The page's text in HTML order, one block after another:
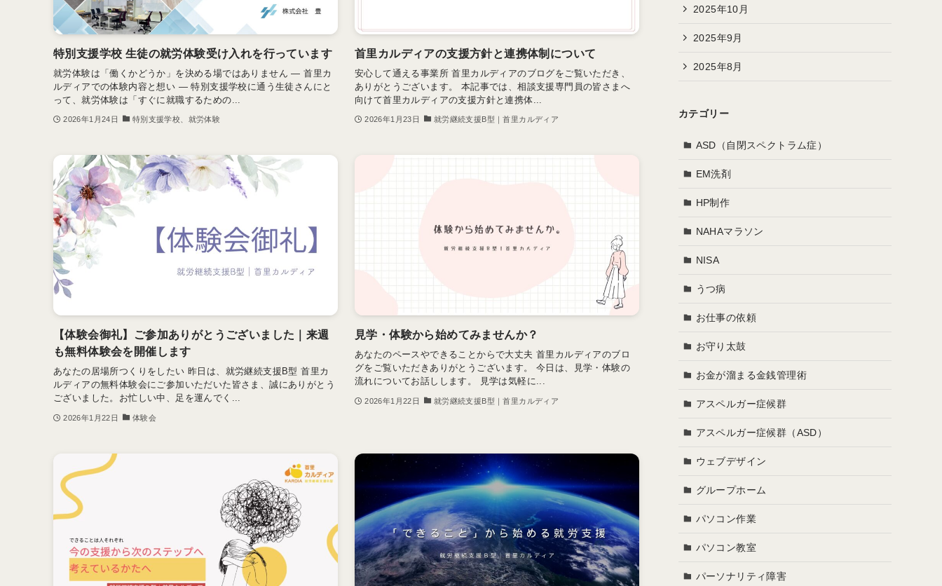
特別支援学校 生徒の就労体験受け入れを行っています
就労体験は「働くかどうか」を決める場ではありません ― 首里カ
ルディアでの体験内容と想い ― 特別支援学校に通う生徒さんにと
って、就労体験は「すぐに就職するための...
2026年1月24日 特別支援学校、就労体験
首里カルディアの支援方針と連携体制について
安心して通える事業所 首里カルディアのブログをご覧いただき、
ありがとうございます。 本記事では、相談支援専門員の皆さまへ
向けて首里カルディアの支援方針と連携体...
2026年1月23日 就労継続支援B型｜首里カルディア
【体験会御礼】ご参加ありがとうございました｜来週
も無料体験会を開催します
あなたの居場所つくりをしたい 昨日は、就労継続支援B型 首里カ
ルディアの無料体験会にご参加いただいた皆さま、誠にありがとう
ございました。お忙しい中、足を運んでく...
2026年1月22日 体験会
見学・体験から始めてみませんか？
あなたのペースやできることからで大丈夫 首里カルディアのブロ
グをご覧いただきありがとうございます。 今日は、見学・体験の
流れについてお話しします。 見学は気軽に...
2026年1月22日 就労継続支援B型｜首里カルディア
2025年10月
2025年9月
2025年8月
カテゴリー
ASD（自閉スペクトラム症）
EM洗剤
HP制作
NAHAマラソン
NISA
うつ病
お仕事の依頼
お守り太鼓
お金が溜まる金銭管理術
アスペルガー症候群
アスペルガー症候群（ASD）
ウェブデザイン
グループホーム
パソコン作業
パソコン教室
パーソナリティ障害